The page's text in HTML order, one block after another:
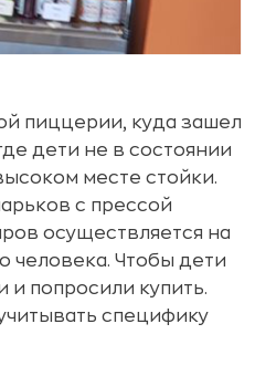
пиццерии, куда зашел
дети не в состоянии
месте стойки.
с прессой
осуществляется на
человека. Чтобы дети
и попросили купить.
специфику